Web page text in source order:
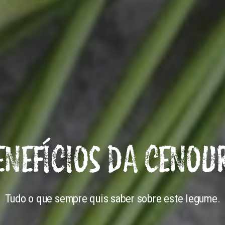
DA
Tudo o que sempre quis saber sobre este legume.